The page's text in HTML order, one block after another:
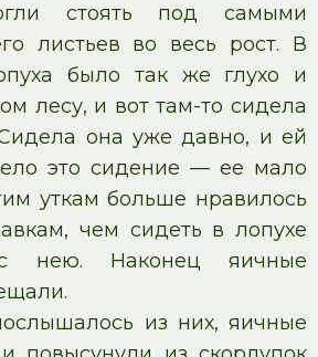
стоять под самыми
листьев во весь рост. В
было так же глухо и
лесу, и вот там-то сидела
она уже давно, и ей
это сидение — ее мало
уткам больше нравилось
чем сидеть в лопухе
нею. Наконец яичные
из них, яичные